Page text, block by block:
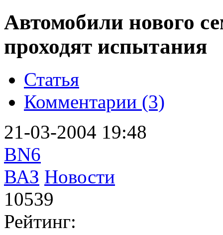
Автомобили нового
проходят испытания
Статья
Комментарии (3)
21-03-2004 19:48
BN6
ВАЗ Новости
10539
Рейтинг: